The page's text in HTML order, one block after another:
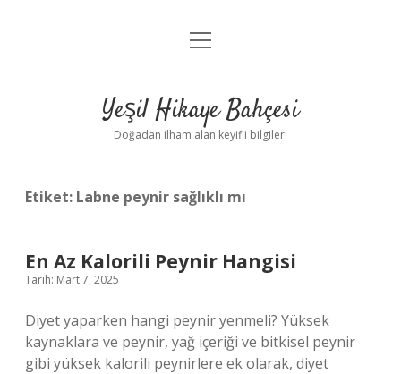
Anasayfa
Yasal Uyarı
menüyü
Yeşil Hikaye Bahçesi
Doğadan ilham alan keyifli bilgiler!
Etiket: Labne peynir sağlıklı mı
En Az Kalorili Peynir Hangisi
Tarih: Mart 7, 2025
Diyet yaparken hangi peynir yenmeli? Yüksek
kaynaklara ve peynir, yağ içeriği ve bitkisel peynir
gibi yüksek kalorili peynirlere ek olarak, diyet